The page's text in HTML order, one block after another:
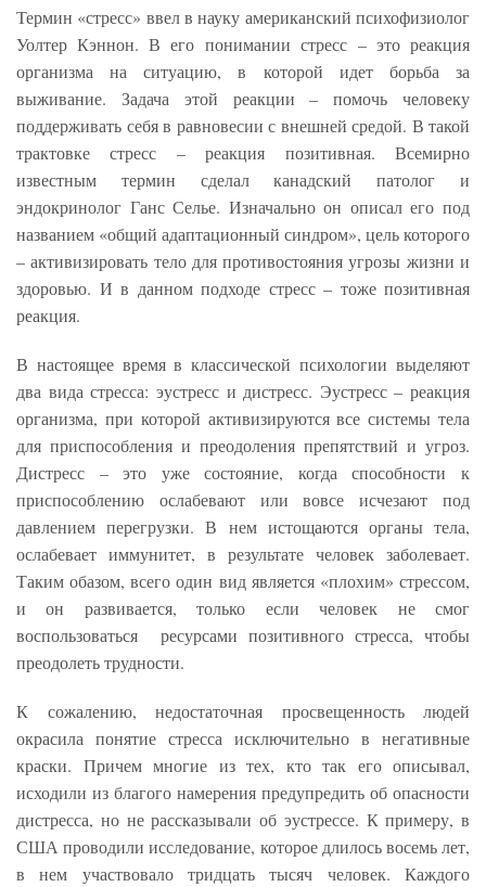
Термин «стресс» ввел в науку американский психофизиолог
Уолтер Кэннон. В его понимании стресс – это реакция
организма на ситуацию, в которой идет борьба за
выживание. Задача этой реакции – помочь человеку
поддерживать себя в равновесии с внешней средой. В такой
трактовке стресс – реакция позитивная. Всемирно
известным термин сделал канадский патолог и
эндокринолог Ганс Селье. Изначально он описал его под
названием «общий адаптационный синдром», цель которого
– активизировать тело для противостояния угрозы жизни и
здоровью. И в данном подходе стресс – тоже позитивная
реакция.
В настоящее время в классической психологии выделяют
два вида стресса: эустресс и дистресс. Эустресс – реакция
организма, при которой активизируются все системы тела
для приспособления и преодоления препятствий и угроз.
Дистресс – это уже состояние, когда способности к
приспособлению ослабевают или вовсе исчезают под
давлением перегрузки. В нем истощаются органы тела,
ослабевает иммунитет, в результате человек заболевает.
Таким обазом, всего один вид является «плохим» стрессом,
и он развивается, только если человек не смог
воспользоваться ресурсами позитивного стресса, чтобы
преодолеть трудности.
К сожалению, недостаточная просвещенность людей
окрасила понятие стресса исключительно в негативные
краски. Причем многие из тех, кто так его описывал,
исходили из благого намерения предупредить об опасности
дистресса, но не рассказывали об эустрессе. К примеру, в
США проводили исследование, которое длилось восемь лет,
в нем участвовало тридцать тысяч человек. Каждого